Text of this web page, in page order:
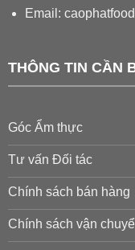
Email:
THÔNG TIN CẦN
Góc Ẩm thực
Tư vấn Đối tác
Chính sách bán hàng
Chính sách vận